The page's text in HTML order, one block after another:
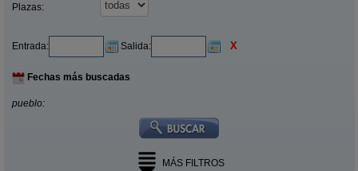
Plazas:
Entrada: Salida: X
Fechas más buscadas
pueblo:
MÁS FILTROS